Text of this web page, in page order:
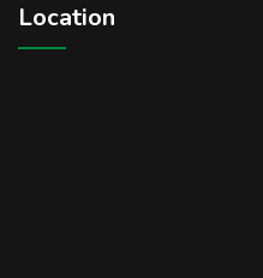
Location